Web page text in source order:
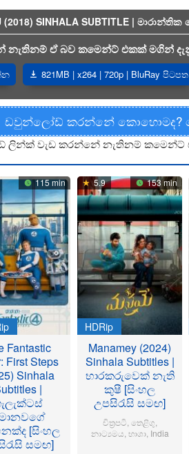
(2018) SINHALA SUBTITLE |
ඒ බව කමෙන්ට් එකක් මගින්
821MB | x264 | 720p | BluRay පිටපත
ඩවුන්ලෝඩ් කරන්නේ කොහොමද?
ලින්ක් වැඩ කරන්නේ නැතිනම් කමෙන්ට්
115 min
Fantastic
First Steps
Sinhala
|
[සිංහල
සමඟ]
5.9 153 min
HDRip
Manamey (2024)
Sinhala Subtitles |
භාරකරුවෙක් නැති
කුෂී [සිංහල
උපසිරැසි සමඟ]
චිත්‍රපටි තෙළිගු
නාට්‍යමය භාශා, India